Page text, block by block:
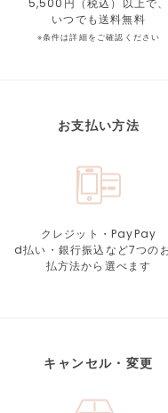
いつでも送料無料
※条件は詳細をご確認ください
お支払い方法
クレジット・PayPay
d払い・銀行振込など7つの
払方法から選べます
キャンセル・変更